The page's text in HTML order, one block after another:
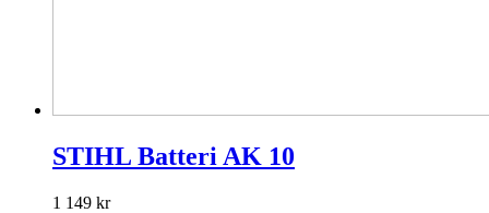
STIHL Batteri AK 10
1 149 kr